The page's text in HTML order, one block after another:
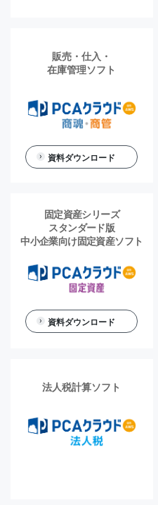
販売・仕入・
在庫管理ソフト
資料ダウンロード
固定資産シリーズ
スタンダード版
中小企業向け固定資産ソフト
資料ダウンロード
法人税計算ソフト